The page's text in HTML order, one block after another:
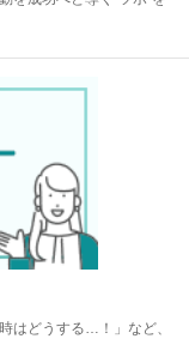
はどうする…！」など、